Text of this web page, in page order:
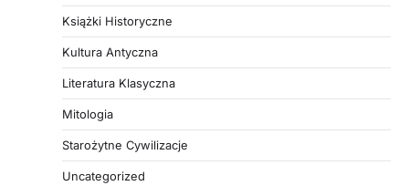
Książki Historyczne
Kultura Antyczna
Literatura Klasyczna
Mitologia
Starożytne Cywilizacje
Uncategorized